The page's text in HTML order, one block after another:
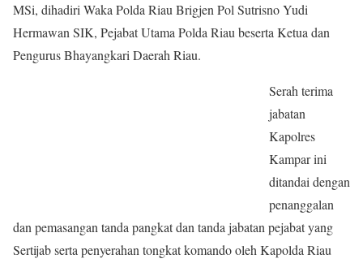
MSi, dihadiri Waka Polda Riau Brigjen Pol Sutrisno Yudi
Hermawan SIK, Pejabat Utama Polda Riau beserta Ketua dan
Pengurus Bhayangkari Daerah Riau.
Serah terima
jabatan
Kapolres
Kampar ini
ditandai dengan
penanggalan
dan pemasangan tanda pangkat dan tanda jabatan pejabat yang
Sertijab serta penyerahan tongkat komando oleh Kapolda Riau